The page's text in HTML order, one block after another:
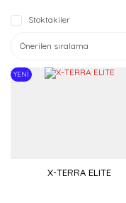
Stoktakiler
YENİ
X-TERRA ELITE